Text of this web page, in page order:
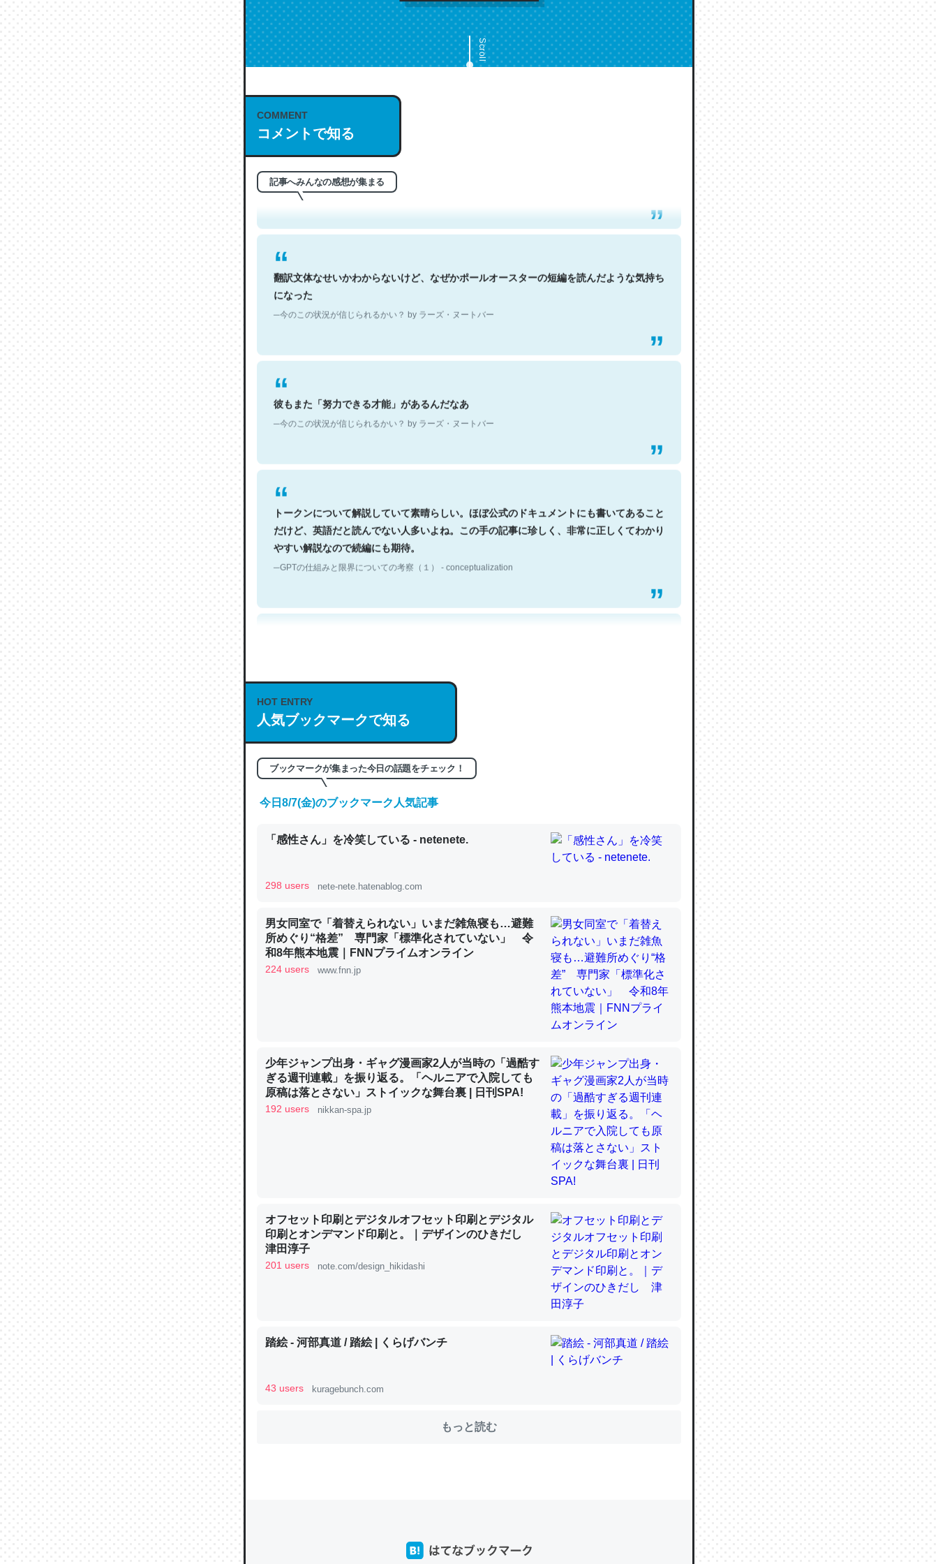
Scroll
COMMENT
コメントで知る
記事へみんなの感想が集まる
これは名文。彼はとてもクレバーなんだろうなと凄く思う。英語少しでも読める人は原文
もお勧め。自分はこの流れ好き。Let’s Fucking Go. Then Covid hit. Shit.
─今のこの状況が信じられるかい？ by ラーズ・ヌートバー
翻訳文体なせいかわからないけど、なぜかポールオースターの短編を読んだような気持ち
になった
─今のこの状況が信じられるかい？ by ラーズ・ヌートバー
彼もまた「努力できる才能」があるんだなあ
─今のこの状況が信じられるかい？ by ラーズ・ヌートバー
トークンについて解説していて素晴らしい。ほぼ公式のドキュメントにも書いてあること
だけど、英語だと読んでない人多いよね。この手の記事に珍しく、非常に正しくてわかり
やすい解説なので続編にも期待。
─GPTの仕組みと限界についての考察（１） - conceptualization
これは良記事。32768トークンだと英語小説100ページ分くらい。小説でいう「ずっと前
の伏線」は回収されないけど、短期記憶というには多い分量。進化すればするほど分かり
やすく強くなりそう
の600分の1程度。
─ニュース :: 【研究発表】昆虫学の大問題＝「昆虫はなぜ海にいないのか」に関する新仮説
は」とあって面白い。海にいる鋏角類（カブトガニ・ウミグモ）はカルシウムを使わずキ
チンを強化してる筈だが、酵素が違うのか？
─ニュース :: 【研究発表】昆虫学の大問題＝「昆虫はなぜ海にいないのか」に関する新仮説
これを元に考えるとカルシウムを大量に使う脊椎動物と貝類は苦労してるんだな…。腹足
─ニュース :: 【研究発表】昆虫学の大問題＝「昆虫はなぜ海にいないのか」に関する新仮説
ウチもEchoを実家に置いて４年。でたまに覗いてる。ぼちぼちRingも置こうかと画策
れ見て生きてるなって分かる。
─たまにLINEするくらいだった遠方の父67歳と僕。ITツール導入でコミュニケーションが劇的に変化し
HOT ENTRY
人気ブックマークで知る
ブックマークが集まった今日の話題をチェック！
今日8/7(金)のブックマーク人気記事
「感性さん」を冷笑している - netenete.
298 users nete-nete.hatenablog.com
男女同室で「着替えられない」いまだ雑魚寝も…避難
所めぐり“格差” 専門家「標準化されていない」 令
和8年熊本地震｜FNNプライムオンライン
224 users www.fnn.jp
少年ジャンプ出身・ギャグ漫画家2人が当時の「過酷す
ぎる週刊連載」を振り返る。「ヘルニアで入院しても
原稿は落とさない」ストイックな舞台裏 | 日刊SPA!
192 users nikkan-spa.jp
オフセット印刷とデジタルオフセット印刷とデジタル
印刷とオンデマンド印刷と。｜デザインのひきだし
津田淳子
201 users note.com/design_hikidashi
踏絵 - 河部真道 / 踏絵 | くらげバンチ
43 users kuragebunch.com
もっと読む